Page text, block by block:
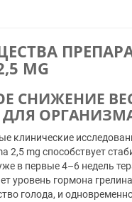
MG
СНИЖЕНИЕ
ДЛЯ
клинические
2,5 mg способствует
в первые 4–6 недель
уровень гормона
голода, и